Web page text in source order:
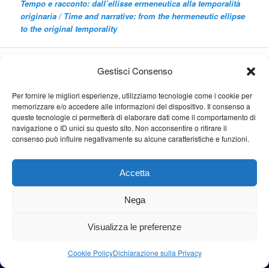
Gestisci Consenso
Per fornire le migliori esperienze, utilizziamo tecnologie come i cookie per
memorizzare e/o accedere alle informazioni del dispositivo. Il consenso a
queste tecnologie ci permetterà di elaborare dati come il comportamento di
navigazione o ID unici su questo sito. Non acconsentire o ritirare il
consenso può influire negativamente su alcune caratteristiche e funzioni.
Accetta
Nega
Visualizza le preferenze
Cookie PolicyDichiarazione sulla Privacy
Tempo e racconto: dall’ellisse ermeneutica alla temporalità
originaria / Time and narrative: from the hermeneutic ellipse
to the original temporality
Proudly powered by WordPress